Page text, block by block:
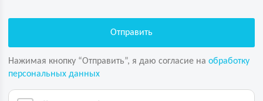
Нажимая кнопку “Отправить”, я даю согласие на обработку
персональных данных